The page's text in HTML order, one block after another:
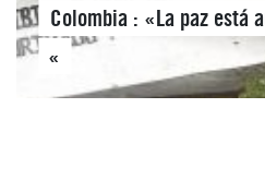
Colombia : «La paz está
«